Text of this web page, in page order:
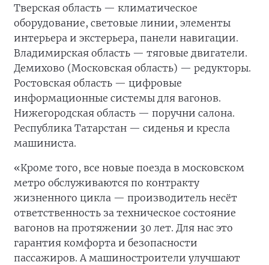
Тверская область — климатическое
оборудование, световые линии, элементы
интерьера и экстерьера, панели навигации.
Владимирская область — тяговые двигатели.
Демихово (Московская область) — редукторы.
Ростовская область — цифровые
информационные системы для вагонов.
Нижегородская область — поручни салона.
Республика Татарстан — сиденья и кресла
машиниста.
«Кроме того, все новые поезда в московском
метро обслуживаются по контракту
жизненного цикла — производитель несёт
ответственность за техническое состояние
вагонов на протяжении 30 лет. Для нас это
гарантия комфорта и безопасности
пассажиров. А машиностроители улучшают